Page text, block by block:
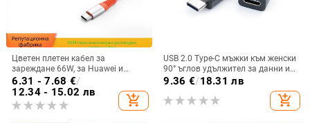
Цветен плетен кабел за
зареждане 66W, за Huawei и
Apple, USB-C и Lightning, бързо
зареждане
6.31 - 7.68 €/
12.34 - 15.02 лв
add_shopping_cart
USB 2.0 Type-C мъжки към женски
90° ъглов удължител за данни и
зареждане – силикон, едно
9.36 €/18.31 лв
add_shopping_cart